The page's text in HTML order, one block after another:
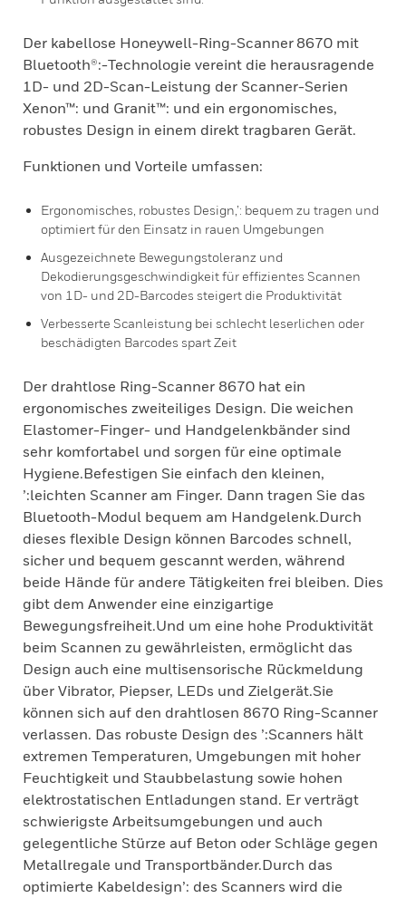
Der kabellose Honeywell-Ring-Scanner 8670 mit
Bluetooth®:-Technologie vereint die herausragende
1D- und 2D-Scan-Leistung der Scanner-Serien
Xenon™: und Granit™: und ein ergonomisches,
robustes Design in einem direkt tragbaren Gerät.
Funktionen und Vorteile umfassen:
Ergonomisches, robustes Design,’: bequem zu tragen und
optimiert für den Einsatz in rauen Umgebungen
Ausgezeichnete Bewegungstoleranz und
Dekodierungsgeschwindigkeit für effizientes Scannen
von 1D- und 2D-Barcodes steigert die Produktivität
Verbesserte Scanleistung bei schlecht leserlichen oder
beschädigten Barcodes spart Zeit
Der drahtlose Ring-Scanner 8670 hat ein
ergonomisches zweiteiliges Design. Die weichen
Elastomer-Finger- und Handgelenkbänder sind
sehr komfortabel und sorgen für eine optimale
Hygiene.Befestigen Sie einfach den kleinen,
’:leichten Scanner am Finger. Dann tragen Sie das
Bluetooth-Modul bequem am Handgelenk.Durch
dieses flexible Design können Barcodes schnell,
sicher und bequem gescannt werden, während
beide Hände für andere Tätigkeiten frei bleiben. Dies
gibt dem Anwender eine einzigartige
Bewegungsfreiheit.Und um eine hohe Produktivität
beim Scannen zu gewährleisten, ermöglicht das
Design auch eine multisensorische Rückmeldung
über Vibrator, Piepser, LEDs und Zielgerät.Sie
können sich auf den drahtlosen 8670 Ring-Scanner
verlassen. Das robuste Design des ’:Scanners hält
extremen Temperaturen, Umgebungen mit hoher
Feuchtigkeit und Staubbelastung sowie hohen
elektrostatischen Entladungen stand. Er verträgt
schwierigste Arbeitsumgebungen und auch
gelegentliche Stürze auf Beton oder Schläge gegen
Metallregale und Transportbänder.Durch das
optimierte Kabeldesign’: des Scanners wird die